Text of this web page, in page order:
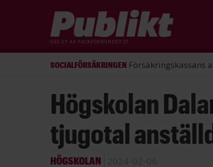
huvudinnehåll
GES UT AV FACKFÖRBUNDET ST
ARBETSRÄTT ST förlorade mål mot
Högskolan
tjugotal
HÖGSKOLAN